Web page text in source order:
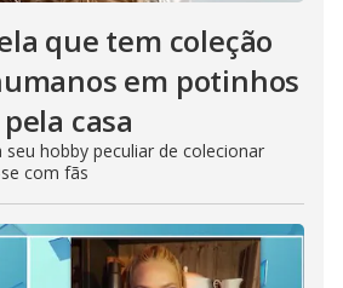
que tem coleção
em potinhos
casa
hobby peculiar de colecionar
com fãs